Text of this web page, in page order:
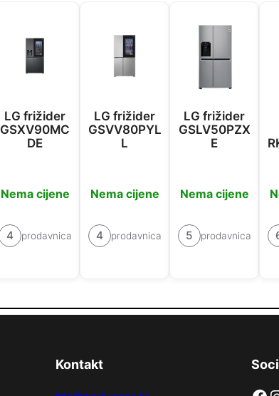
LG frižider
GSXV90MC
DE
Nema cijene
4 prodavnica
LG frižider
GSVV80PYL
L
Nema cijene
4 prodavnica
LG frižider
GSLV50PZX
E
Nema cijene
5 prodavnica
Kontakt